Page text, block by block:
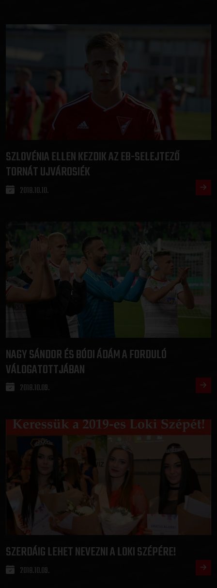
SZLOVÉNIA ELLEN KEZDIK AZ EB-SELEJTEZŐ
TORNÁT UJVÁROSIÉK
2018.10.10.
NAGY SÁNDOR ÉS BÓDI ÁDÁM A FORDULÓ
VÁLOGATOTTJÁBAN
2018.10.09.
SZERDÁIG LEHET NEVEZNI A LOKI SZÉPÉRE!
2018.10.09.